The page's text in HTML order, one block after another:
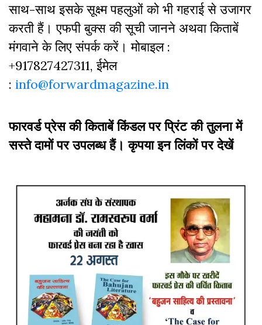
साथ-साथ इसके सूक्ष्म पहलुओं को भी गहराई से उजागर
करती हैं। एफपी बुक्‍स की सूची जानने अथवा किताबें
मंगवाने के लिए संपर्क करें। मोबाइल :
+917827427311, ईमेल
: info@forwardmagazine.in
फारवर्ड प्रेस की किताबें किंडल पर प्रिंट की तुलना में
सस्ते दामों पर उपलब्ध हैं। कृपया इन लिंकों पर देखें